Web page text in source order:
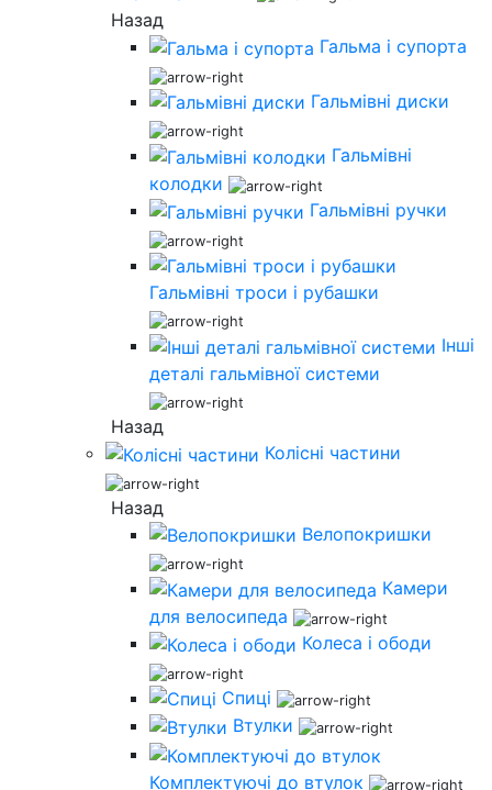
Назад
Гальма і супорта
Гальмівні диски
Гальмівні
колодки
Гальмівні ручки
Гальмівні троси і рубашки
Інші
деталі гальмівної системи
Назад
Колісні частини
Назад
Велопокришки
Камери
для велосипеда
Колеса і ободи
Спиці
Втулки
Комплектуючі до втулок